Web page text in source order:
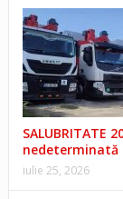
SALUBRITATE
nedeterminată
iulie 25, 2026